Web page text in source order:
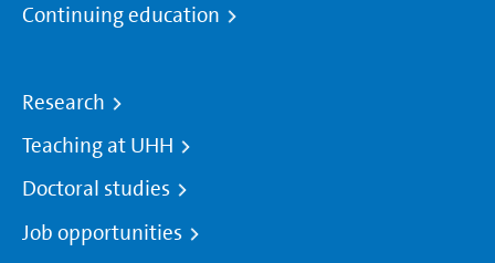
Continuing education
Research
Teaching at UHH
Doctoral studies
Job opportunities